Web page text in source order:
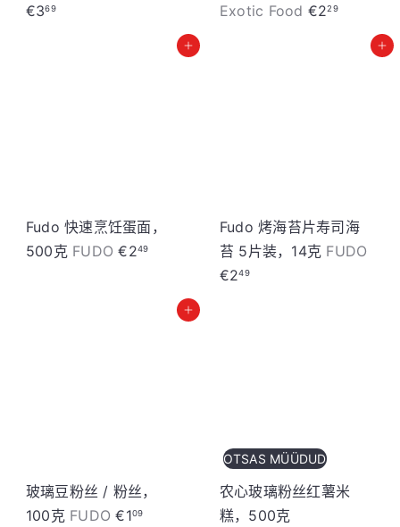
€369
Exotic Food €229
加入购物车
Fudo 快速烹饪蛋面，
500克 FUDO€249
加入购物车
Fudo 烤海苔片寿司海
苔 5片装，14克 FUDO
€249
加入购物车
玻璃豆粉丝 / 粉丝，
100克 FUDO€109
OTSAS MÜÜDUD
农心玻璃粉丝红薯米
糕，500克